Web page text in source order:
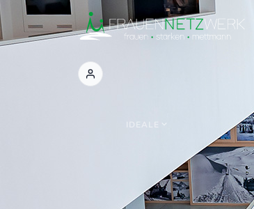
IDEALE